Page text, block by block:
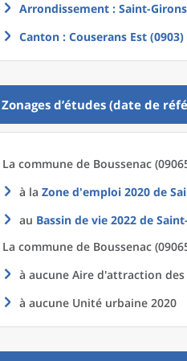
Arrondissement : Saint-
Canton : Couserans Est (0903)
Zonages d’études (date de
La commune de Boussenac
à la Zone d'emploi 2020 de
au Bassin de vie 2022 de
La commune de Boussenac
à aucune Aire d'attraction des
à aucune Unité urbaine 2020